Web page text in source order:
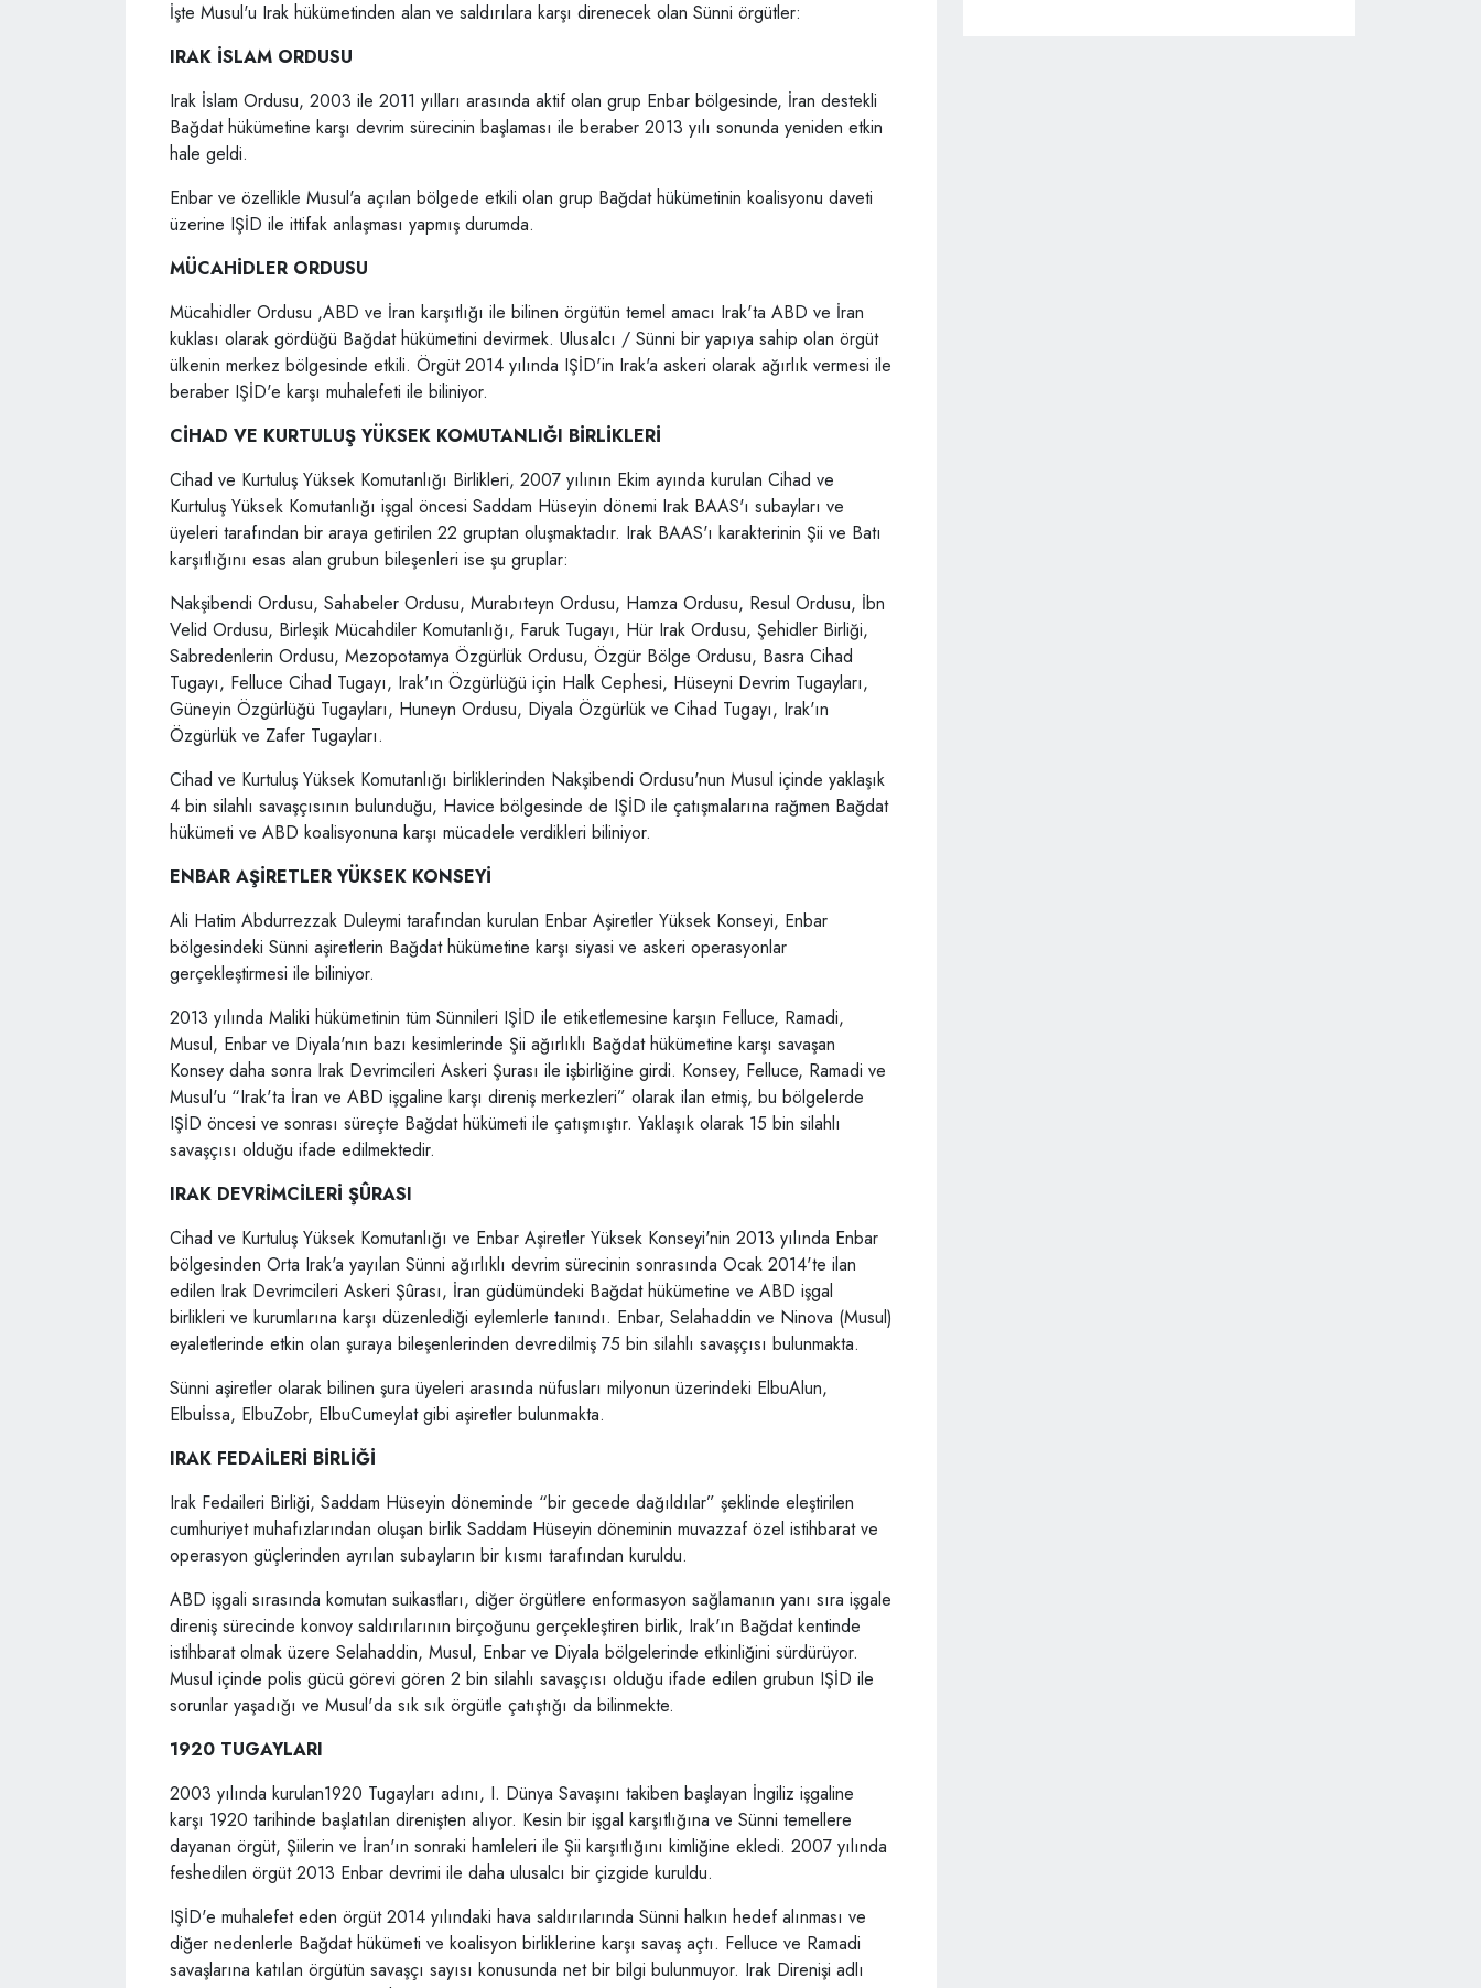
İşte Musul'u Irak hükümetinden alan ve saldırılara karşı direnecek olan Sünni örgütler:
IRAK İSLAM ORDUSU
Irak İslam Ordusu, 2003 ile 2011 yılları arasında aktif olan grup Enbar bölgesinde, İran destekli
Bağdat hükümetine karşı devrim sürecinin başlaması ile beraber 2013 yılı sonunda yeniden etkin
hale geldi.
Enbar ve özellikle Musul'a açılan bölgede etkili olan grup Bağdat hükümetinin koalisyonu daveti
üzerine IŞİD ile ittifak anlaşması yapmış durumda.
MÜCAHİDLER ORDUSU
Mücahidler Ordusu ,ABD ve İran karşıtlığı ile bilinen örgütün temel amacı Irak'ta ABD ve İran
kuklası olarak gördüğü Bağdat hükümetini devirmek. Ulusalcı / Sünni bir yapıya sahip olan örgüt
ülkenin merkez bölgesinde etkili. Örgüt 2014 yılında IŞİD'in Irak'a askeri olarak ağırlık vermesi ile
beraber IŞİD'e karşı muhalefeti ile biliniyor.
CİHAD VE KURTULUŞ YÜKSEK KOMUTANLIĞI BİRLİKLERİ
Cihad ve Kurtuluş Yüksek Komutanlığı Birlikleri, 2007 yılının Ekim ayında kurulan Cihad ve
Kurtuluş Yüksek Komutanlığı işgal öncesi Saddam Hüseyin dönemi Irak BAAS'ı subayları ve
üyeleri tarafından bir araya getirilen 22 gruptan oluşmaktadır. Irak BAAS'ı karakterinin Şii ve Batı
karşıtlığını esas alan grubun bileşenleri ise şu gruplar:
Nakşibendi Ordusu, Sahabeler Ordusu, Murabıteyn Ordusu, Hamza Ordusu, Resul Ordusu, İbn
Velid Ordusu, Birleşik Mücahdiler Komutanlığı, Faruk Tugayı, Hür Irak Ordusu, Şehidler Birliği,
Sabredenlerin Ordusu, Mezopotamya Özgürlük Ordusu, Özgür Bölge Ordusu, Basra Cihad
Tugayı, Felluce Cihad Tugayı, Irak'ın Özgürlüğü için Halk Cephesi, Hüseyni Devrim Tugayları,
Güneyin Özgürlüğü Tugayları, Huneyn Ordusu, Diyala Özgürlük ve Cihad Tugayı, Irak'ın
Özgürlük ve Zafer Tugayları.
Cihad ve Kurtuluş Yüksek Komutanlığı birliklerinden Nakşibendi Ordusu'nun Musul içinde yaklaşık
4 bin silahlı savaşçısının bulunduğu, Havice bölgesinde de IŞİD ile çatışmalarına rağmen Bağdat
hükümeti ve ABD koalisyonuna karşı mücadele verdikleri biliniyor.
ENBAR AŞİRETLER YÜKSEK KONSEYİ
Ali Hatim Abdurrezzak Duleymi tarafından kurulan Enbar Aşiretler Yüksek Konseyi, Enbar
bölgesindeki Sünni aşiretlerin Bağdat hükümetine karşı siyasi ve askeri operasyonlar
gerçekleştirmesi ile biliniyor.
2013 yılında Maliki hükümetinin tüm Sünnileri IŞİD ile etiketlemesine karşın Felluce, Ramadi,
Musul, Enbar ve Diyala'nın bazı kesimlerinde Şii ağırlıklı Bağdat hükümetine karşı savaşan
Konsey daha sonra Irak Devrimcileri Askeri Şurası ile işbirliğine girdi. Konsey, Felluce, Ramadi ve
Musul'u “Irak'ta İran ve ABD işgaline karşı direniş merkezleri” olarak ilan etmiş, bu bölgelerde
IŞİD öncesi ve sonrası süreçte Bağdat hükümeti ile çatışmıştır. Yaklaşık olarak 15 bin silahlı
savaşçısı olduğu ifade edilmektedir.
IRAK DEVRİMCİLERİ ŞÛRASI
Cihad ve Kurtuluş Yüksek Komutanlığı ve Enbar Aşiretler Yüksek Konseyi'nin 2013 yılında Enbar
bölgesinden Orta Irak'a yayılan Sünni ağırlıklı devrim sürecinin sonrasında Ocak 2014'te ilan
edilen Irak Devrimcileri Askeri Şûrası, İran güdümündeki Bağdat hükümetine ve ABD işgal
birlikleri ve kurumlarına karşı düzenlediği eylemlerle tanındı. Enbar, Selahaddin ve Ninova (Musul)
eyaletlerinde etkin olan şuraya bileşenlerinden devredilmiş 75 bin silahlı savaşçısı bulunmakta.
Sünni aşiretler olarak bilinen şura üyeleri arasında nüfusları milyonun üzerindeki ElbuAlun,
Elbuİssa, ElbuZobr, ElbuCumeylat gibi aşiretler bulunmakta.
IRAK FEDAİLERİ BİRLİĞİ
Irak Fedaileri Birliği, Saddam Hüseyin döneminde “bir gecede dağıldılar” şeklinde eleştirilen
cumhuriyet muhafızlarından oluşan birlik Saddam Hüseyin döneminin muvazzaf özel istihbarat ve
operasyon güçlerinden ayrılan subayların bir kısmı tarafından kuruldu.
ABD işgali sırasında komutan suikastları, diğer örgütlere enformasyon sağlamanın yanı sıra işgale
direniş sürecinde konvoy saldırılarının birçoğunu gerçekleştiren birlik, Irak'ın Bağdat kentinde
istihbarat olmak üzere Selahaddin, Musul, Enbar ve Diyala bölgelerinde etkinliğini sürdürüyor.
Musul içinde polis gücü görevi gören 2 bin silahlı savaşçısı olduğu ifade edilen grubun IŞİD ile
sorunlar yaşadığı ve Musul'da sık sık örgütle çatıştığı da bilinmekte.
1920 TUGAYLARI
2003 yılında kurulan1920 Tugayları adını, I. Dünya Savaşını takiben başlayan İngiliz işgaline
karşı 1920 tarihinde başlatılan direnişten alıyor. Kesin bir işgal karşıtlığına ve Sünni temellere
dayanan örgüt, Şiilerin ve İran'ın sonraki hamleleri ile Şii karşıtlığını kimliğine ekledi. 2007 yılında
feshedilen örgüt 2013 Enbar devrimi ile daha ulusalcı bir çizgide kuruldu.
IŞİD'e muhalefet eden örgüt 2014 yılındaki hava saldırılarında Sünni halkın hedef alınması ve
diğer nedenlerle Bağdat hükümeti ve koalisyon birliklerine karşı savaş açtı. Felluce ve Ramadi
savaşlarına katılan örgütün savaşçı sayısı konusunda net bir bilgi bulunmuyor. Irak Direnişi adlı